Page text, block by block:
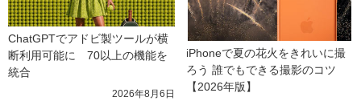
ChatGPTでアドビ製ツールが横
断利用可能に　70以上の機能を
統合
2026年8月6日
iPhoneで夏の花火をきれいに撮
ろう 誰でもできる撮影のコツ
【2026年版】